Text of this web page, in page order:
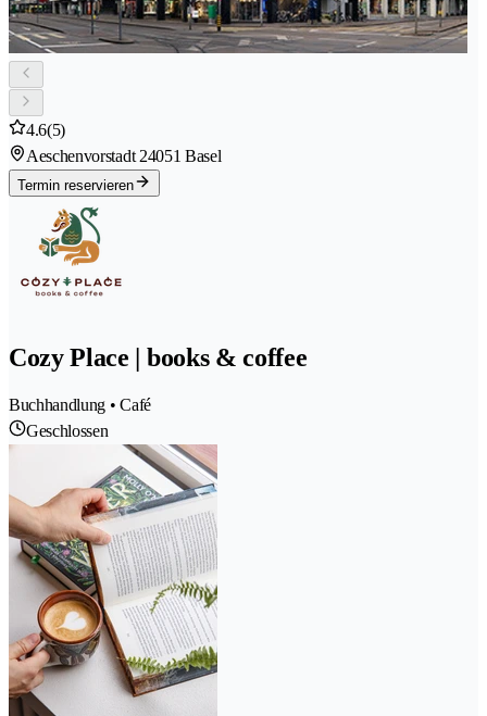
4.6(5)
Aeschenvorstadt 24051 Basel
Termin reservieren
Cozy Place | books & coffee
Buchhandlung • Café
Geschlossen